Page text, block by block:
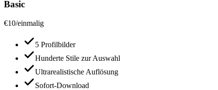
Basic
€10/einmalig
5 Profilbilder
Hunderte Stile zur Auswahl
Ultrarealistische Auflösung
Sofort-Download